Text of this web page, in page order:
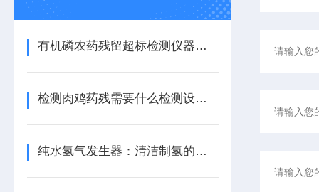
有机磷农药残留超标检测仪器【现场检测】有机磷农药残留超标检测仪
检测肉鸡药残需要什么检测设备【现场检测】肉鸡药残检测仪
纯水氢气发生器：清洁制氢的科技先锋